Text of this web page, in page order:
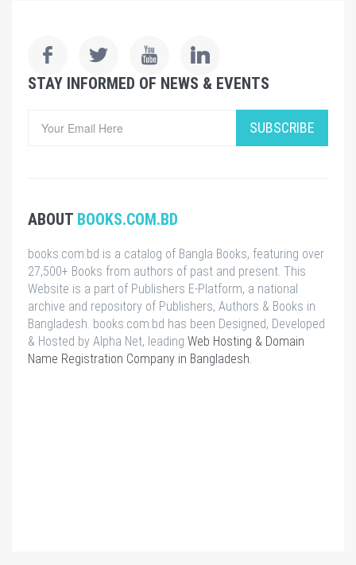
STAY INFORMED OF NEWS & EVENTS
SUBSCRIBE
ABOUT BOOKS.COM.BD
books.com.bd is a catalog of Bangla Books, featuring over
27,500+ Books from authors of past and present. This
Website is a part of Publishers E-Platform, a national
archive and repository of Publishers, Authors & Books in
Bangladesh. books.com.bd has been Designed, Developed
& Hosted by Alpha Net, leading Web Hosting & Domain
Name Registration Company in Bangladesh